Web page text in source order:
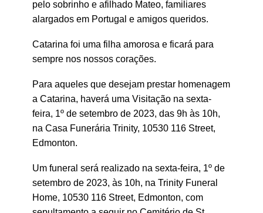
pelo sobrinho e afilhado Mateo, familiares
alargados em Portugal e amigos queridos.
Catarina foi uma filha amorosa e ficará para
sempre nos nossos corações.
Para aqueles que desejam prestar homenagem
a Catarina, haverá uma Visitação na sexta-
feira, 1º de setembro de 2023, das 9h às 10h,
na Casa Funerária Trinity, 10530 116 Street,
Edmonton.
Um funeral será realizado na sexta-feira, 1º de
setembro de 2023, às 10h, na Trinity Funeral
Home, 10530 116 Street, Edmonton, com